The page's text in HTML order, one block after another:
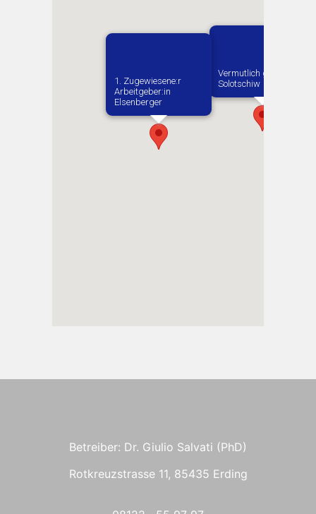
Vermutlich geboren in
Solotschiw
1. Zugewiesene:r
Arbeitgeber:in​
Elsenberger
Betreiber: Dr. Giulio Salvati (PhD)
Rotkreuzstrasse 11, 85435 Erding